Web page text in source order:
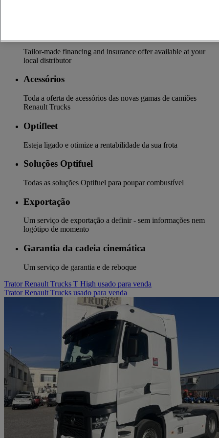
Tailor-made financing and insurance offer available at your
local distributor
Acessórios
Toda a oferta de acessórios das novas gamas de camiões
Renault Trucks
Optifleet
Esteja ligado e otimize a rentabilidade da sua frota
Soluções Optifuel
Todas as soluções Optifuel para poupar combustível
Exportação
Um serviço de exportação a definir - sem informações nem
logótipo de momento
Garantia da cadeia cinemática
Um serviço de garantia e de reboque
Trator Renault Trucks T High usado para venda
Trator Renault Trucks usado para venda